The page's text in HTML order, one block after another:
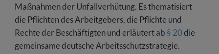
Maßnahmen der Unfallverhütung. Es thematisiert
die Pflichten des Arbeitgebers, die Pflichte und
Rechte der Beschäftigten und erläutert ab § 20die
gemeinsame deutsche Arbeitsschutzstrategie.